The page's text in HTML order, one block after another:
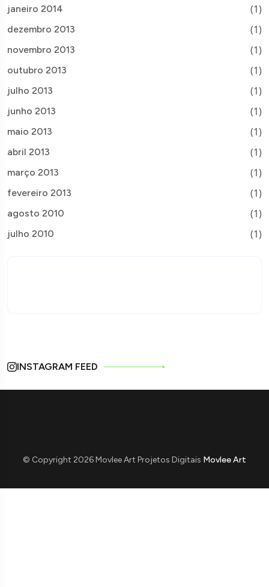
janeiro 2014 (1)
dezembro 2013 (1)
novembro 2013 (1)
outubro 2013 (1)
julho 2013 (1)
junho 2013 (1)
maio 2013 (1)
abril 2013 (1)
março 2013 (1)
fevereiro 2013 (1)
agosto 2010 (1)
julho 2010 (1)
INSTAGRAM FEED
© Copyright 2026 Movlee Art Projetos Digitais Movlee Art